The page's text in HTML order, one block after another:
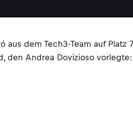
dem Tech3-Team auf
den Andrea Dovizioso